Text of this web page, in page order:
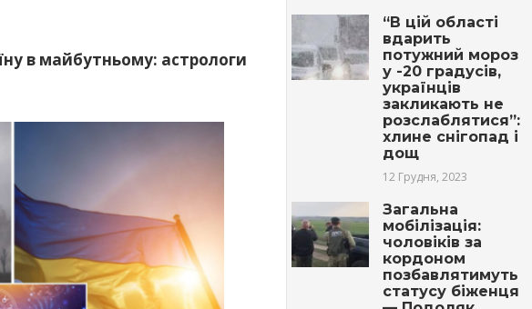
в майбутньому: астрологи
“В цій області
вдарить
потужний мороз
у -20 градусів,
українців
закликають не
розслаблятися”:
хлине снігопад і
дощ
12 Грудня, 2023
Загальна
мобілізація:
чоловіків за
кордоном
позбавлятимуть
статусу біженця